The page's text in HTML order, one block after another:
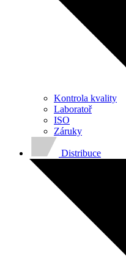
Kontrola kvality
Laboratoř
ISO
Záruky
Distribuce